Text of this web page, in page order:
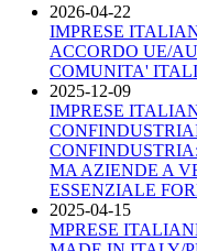
2026-04-22
IMPRESE
ACCORDO UE/
COMUNITA'
2025-12-09
IMPRESE
MA AZIENDE A
ESSENZIALE
2025-04-15
MPRESE